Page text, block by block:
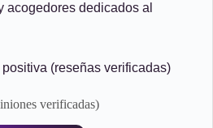
acogedores dedicados al
(reseñas verificadas)
verificadas)